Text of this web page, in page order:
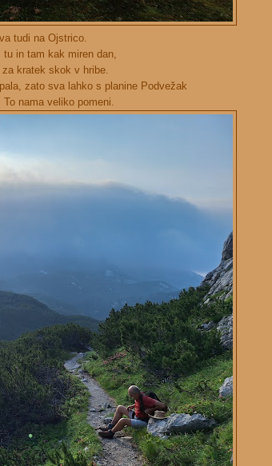
tudi na Ojstrico.
in tam kak miren dan,
kratek skok v hribe.
zato sva lahko s planine Podvežak
nama veliko pomeni.